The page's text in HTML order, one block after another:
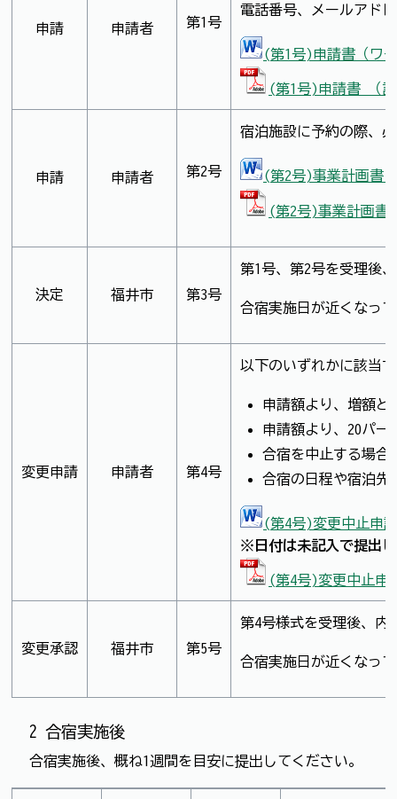
申請 申請者 第1号
電話番号、メールアド
(第1号)申請書（ワ
(第1号)申請書 （記
申請 申請者 第2号
宿泊施設に予約の際、
(第2号)事業計画書
(第2号)事業計画書(
決定 福井市 第3号
第1号、第2号を受理後
合宿実施日が近くなっ
変更申請 申請者 第4号
以下のいずれかに該当
申請額より、増額と
申請額より、20パー
合宿を中止する場合
合宿の日程や宿泊
(第4号)変更中止申
※日付は未記入で提出
(第4号)変更中止申
変更承認 福井市 第5号
第4号様式を受理後、内
合宿実施日が近くなっ
2 合宿実施後
合宿実施後、概ね1週間を目安に提出してください。